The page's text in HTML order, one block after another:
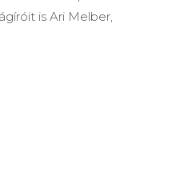
is Ari Melber,